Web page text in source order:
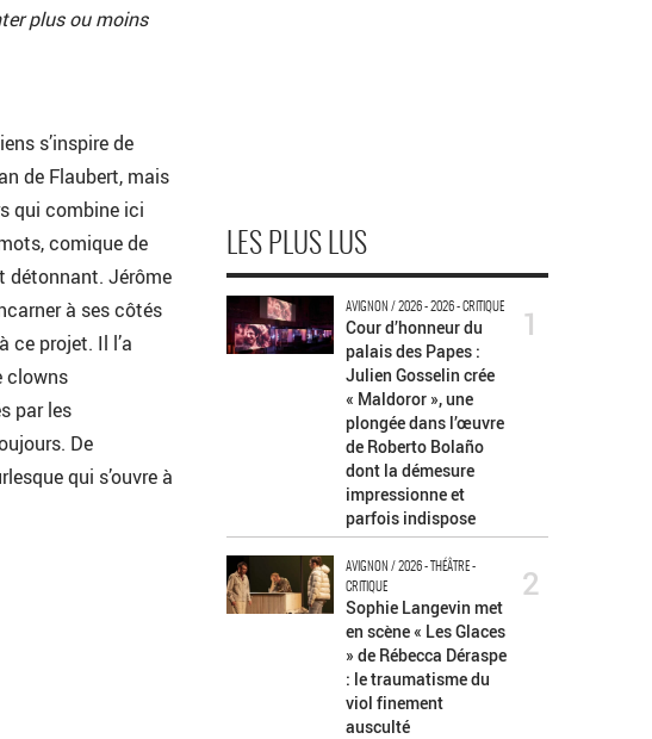
plus ou moins
s’inspire de
de Flaubert, mais
qui combine ici
comique de
détonnant. Jérôme
à ses côtés
ce projet. Il l’a
clowns
par les
De
qui s’ouvre à
LES PLUS LUS
AVIGNON / 2026 - 2026 - CRITIQUE
Cour d’honneur du
palais des Papes :
Julien Gosselin crée
« Maldoror », une
plongée dans l’œuvre
de Roberto Bolaño
dont la démesure
impressionne et
parfois indispose
1
AVIGNON / 2026 - THÉÂTRE -
CRITIQUE
Sophie Langevin met
en scène « Les Glaces
» de Rébecca Déraspe
: le traumatisme du
viol finement
ausculté
2